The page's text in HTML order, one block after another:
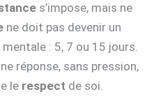
s’impose, mais ne
ne doit pas devenir un
: 5, 7 ou 15 jours.
réponse, sans pression,
le respect de soi.